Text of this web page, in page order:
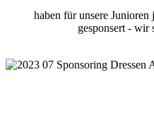
haben für unsere
gesponsert - wir